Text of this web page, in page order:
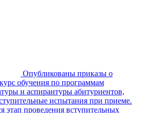
Опубликованы приказы о
обучения по программам
и аспирантуры абитуриентов,
испытания при приеме.
этап проведения вступительных